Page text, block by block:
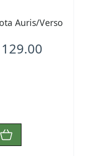
Auris/Verso
129.00